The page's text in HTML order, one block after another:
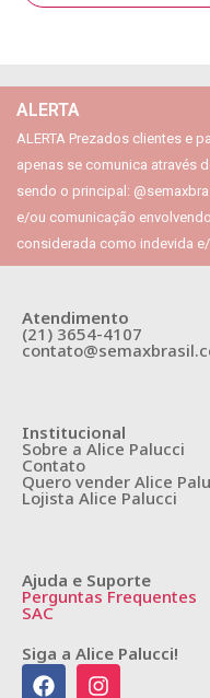
ALERTA
ALERTA Prezados clientes e
apenas se comunica através
sendo o principal:
e/ou comunicação
considerada como indevida
Atendimento
(21) 3654-4107
Institucional
Sobre a Alice Palucci
Contato
Quero vender Alice
Lojista Alice Palucci
Ajuda e Suporte
Perguntas Frequentes
SAC
Siga a Alice Palucci!